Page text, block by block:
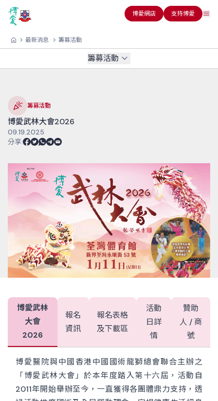
博愛網店 支持博愛
最新消息 籌募活動
籌募活動
籌募活動
博愛武林大會2026
09.19.2025
分享:
博愛武林
大會
2026
報名
資訊
報名表格
及下載區
活動
日詳
情
贊助
人 / 商
號
博愛醫院與中國香港中國國術龍獅總會聯合主辦之
「博愛武林大會」於本年度踏入第十六屆，活動自
2011年開始舉辦至今，一直獲得各團體鼎力支持，透